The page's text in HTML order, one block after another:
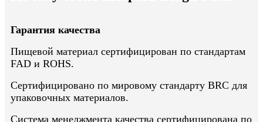
Гарантия качества
Пищевой материал сертифицирован по стандартам
FAD и ROHS.
Сертифицировано по мировому стандарту BRC для
упаковочных материалов.
Система менеджмента качества сертифицирована по